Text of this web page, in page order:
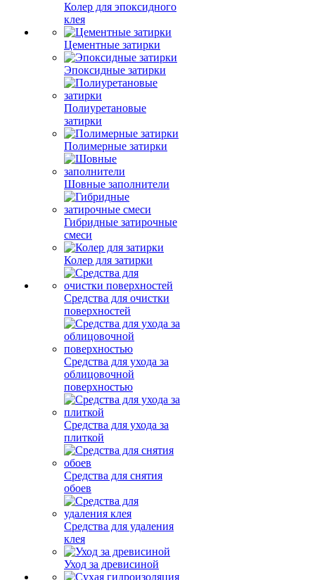
Колер для эпоксидного
клея
Цементные затирки
Эпоксидные затирки
Полиуретановые
затирки
Полимерные затирки
Шовные заполнители
Гибридные затирочные
смеси
Колер для затирки
Средства для очистки
поверхностей
Средства для ухода за
облицовочной
поверхностью
Средства для ухода за
плиткой
Средства для снятия
обоев
Средства для удаления
клея
Уход за древисиной